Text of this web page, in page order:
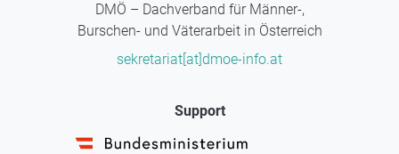
DMÖ – Dachverband für Männer-,
Burschen- und Väterarbeit in Österreich
sekretariat[at]dmoe-info.at
Support